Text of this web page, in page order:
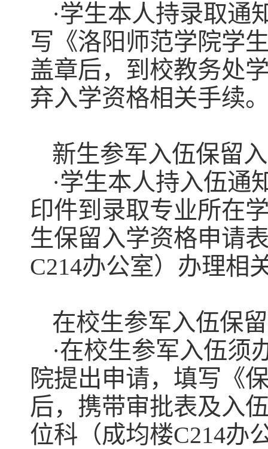
·学生本人持录取通
写《洛阳师范学院学
盖章后，到校教务处
弃入学资格相关手续
新生参军入伍保留
·学生本人持入伍通
印件到录取专业所在
生保留入学资格申请
C214办公室）办理相
在校生参军入伍保
·在校生参军入伍须
院提出申请，填写《
后，携带审批表及入
位科（成均楼C214办